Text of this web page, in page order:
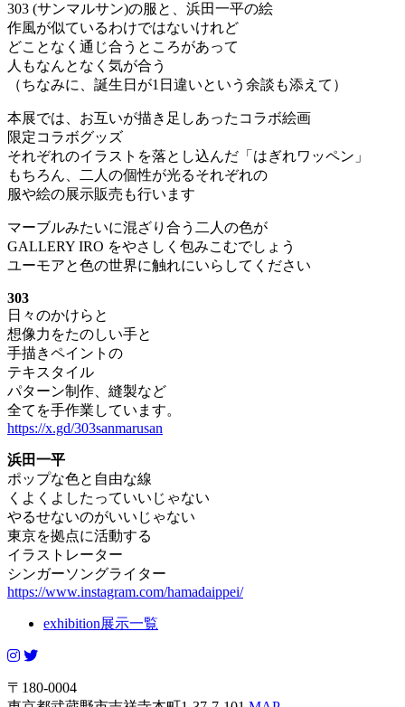
303 (サンマルサン)の服と、浜田一平の絵
作風が似ているわけではないけれど
どことなく通じ合うところがあって
人もなんとなく気が合う
（ちなみに、誕生日が1日違いという余談も添えて）
本展では、お互いが描き足しあったコラボ絵画
限定コラボグッズ
それぞれのイラストを落とし込んだ「はぎれワッペン」
もちろん、二人の個性が光るそれぞれの
服や絵の展示販売も行います
マーブルみたいに混ざり合う二人の色が
GALLERY IRO をやさしく包みこむでしょう
ユーモアと色の世界に触れにいらしてください
303
日々のかけらと
想像力をたのしい手と
手描きペイントの
テキスタイル
パターン制作、縫製など
全てを手作業しています。
https://x.gd/303sanmarusan
浜田一平
ポップな色と自由な線
くよくよしたっていいじゃない
やるせないのがいいじゃない
東京を拠点に活動する
イラストレーター
シンガーソングライター
https://www.instagram.com/hamadaippei/
exhibition展示一覧
〒180-0004